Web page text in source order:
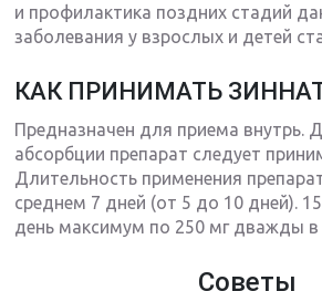
и профилактика поздних стадий
заболевания у взрослых и детей
КАК ПРИНИМАТЬ
Предназначен для приема внутрь.
абсорбции препарат следует
Длительность применения
среднем 7 дней (от 5 до 10 дней).
день максимум по 250 мг дважды в
Советы